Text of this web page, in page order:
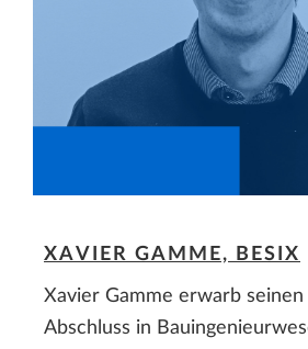
XAVIER GAMME, BESIX
Xavier Gamme erwarb
Abschluss in